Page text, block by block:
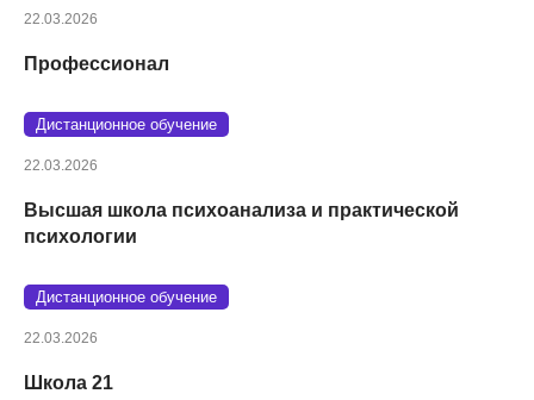
22.03.2026
Профессионал
Дистанционное обучение
22.03.2026
Высшая школа психоанализа и практической
психологии
Дистанционное обучение
22.03.2026
Школа 21